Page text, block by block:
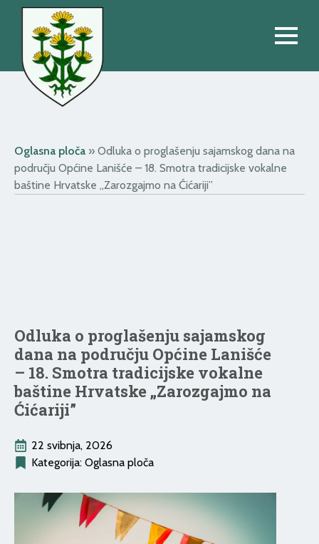
Oglasna ploča » Odluka o proglašenju sajamskog dana na
području Općine Lanišće – 18. Smotra tradicijske vokalne
baštine Hrvatske „Zarozgajmo na Ćićariji”
Odluka o proglašenju sajamskog
dana na području Općine Lanišće
– 18. Smotra tradicijske vokalne
baštine Hrvatske „Zarozgajmo na
Ćićariji”
22 svibnja, 2026
Kategorija: Oglasna ploča